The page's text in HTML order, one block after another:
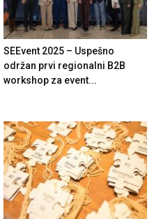
SEEvent 2025 – Uspešno
održan prvi regionalni B2B
workshop za event...